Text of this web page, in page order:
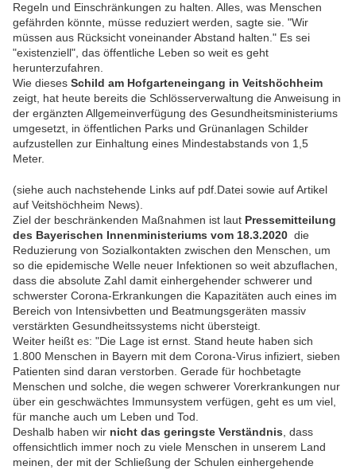
Regeln und Einschränkungen zu halten. Alles, was Menschen
gefährden könnte, müsse reduziert werden, sagte sie. "Wir
müssen aus Rücksicht voneinander Abstand halten." Es sei
"existenziell", das öffentliche Leben so weit es geht
herunterzufahren.
Wie dieses Schild am Hofgarteneingang in Veitshöchheim
zeigt, hat heute bereits die Schlösserverwaltung die Anweisung in
der ergänzten Allgemeinverfügung des Gesundheitsministeriums
umgesetzt, in öffentlichen Parks und Grünanlagen Schilder
aufzustellen zur Einhaltung eines Mindestabstands von 1,5
Meter.
(siehe auch nachstehende Links auf pdf.Datei sowie auf Artikel
auf Veitshöchheim News).
Ziel der beschränkenden Maßnahmen ist laut Pressemitteilung
des Bayerischen Innenministeriums vom 18.3.2020 die
Reduzierung von Sozialkontakten zwischen den Menschen, um
so die epidemische Welle neuer Infektionen so weit abzuflachen,
dass die absolute Zahl damit einhergehender schwerer und
schwerster Corona-Erkrankungen die Kapazitäten auch eines im
Bereich von Intensivbetten und Beatmungsgeräten massiv
verstärkten Gesundheitssystems nicht übersteigt.
Weiter heißt es: "Die Lage ist ernst. Stand heute haben sich
1.800 Menschen in Bayern mit dem Corona-Virus infiziert, sieben
Patienten sind daran verstorben. Gerade für hochbetagte
Menschen und solche, die wegen schwerer Vorerkrankungen nur
über ein geschwächtes Immunsystem verfügen, geht es um viel,
für manche auch um Leben und Tod.
Deshalb haben wir nicht das geringste Verständnis , dass
offensichtlich immer noch zu viele Menschen in unserem Land
meinen, der mit der Schließung der Schulen einhergehende